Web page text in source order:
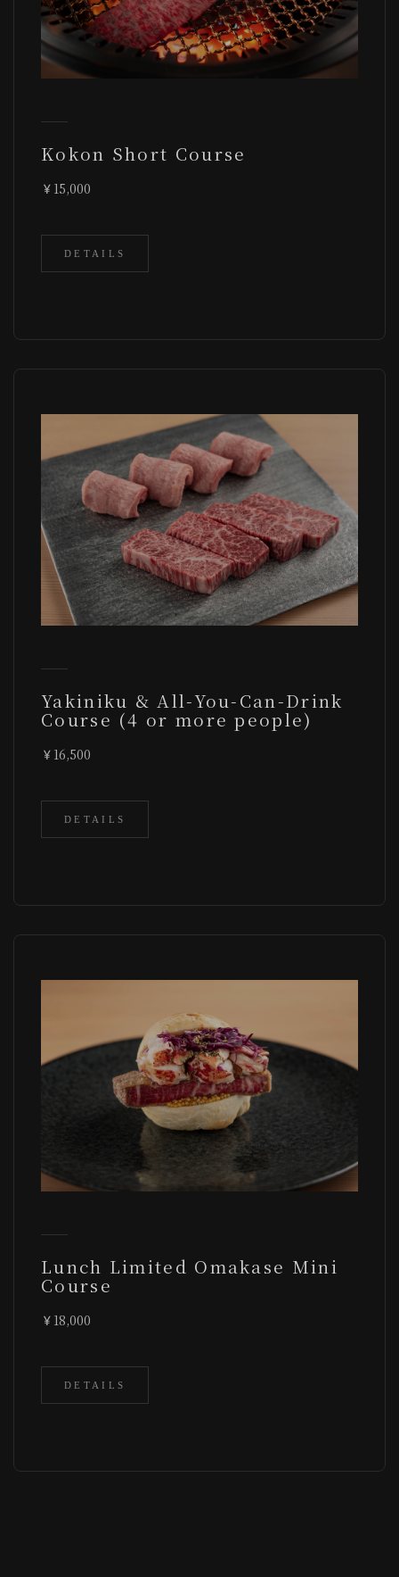
Kokon Short Course
15,000
DETAILS
Yakiniku & All-You-Can-Drink
Course (4 or more people)
16,500
DETAILS
Lunch Limited Omakase Mini
Course
18,000
DETAILS